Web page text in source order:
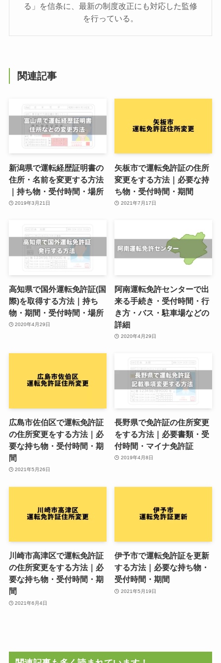
る」を信条に、最新の制度改正にも対応した監修
を行っている。
関連記事
新潟県で運転経歴証明書の
住所・名前を変更する方法
｜持ち物・受付時間・場所
2019年3月21日
矢板市で運転免許証の住所
変更をする方法｜必要な持
ち物・受付時間・期間
2021年7月17日
高知県で国外運転免許証(国
際)を取得する方法｜持ち
物・期間・受付時間・場所
2020年4月29日
阿南運転免許センターで出
来る手続き・受付時間・行
き方・バス・駐車場などの
詳細
2020年4月29日
広島市佐伯区で運転免許証
の住所変更をする方法｜必
要な持ち物・受付時間・期
間
2021年5月26日
長野県で免許証の住所変更
をする方法｜必要書類・受
付時間・マイナ免許証
2019年4月8日
川崎市高津区で運転免許証
の住所変更をする方法｜必
要な持ち物・受付時間・期
間
2021年6月4日
伊予市で運転免許証を更新
する方法｜必要な持ち物・
受付時間・期間
2021年5月19日